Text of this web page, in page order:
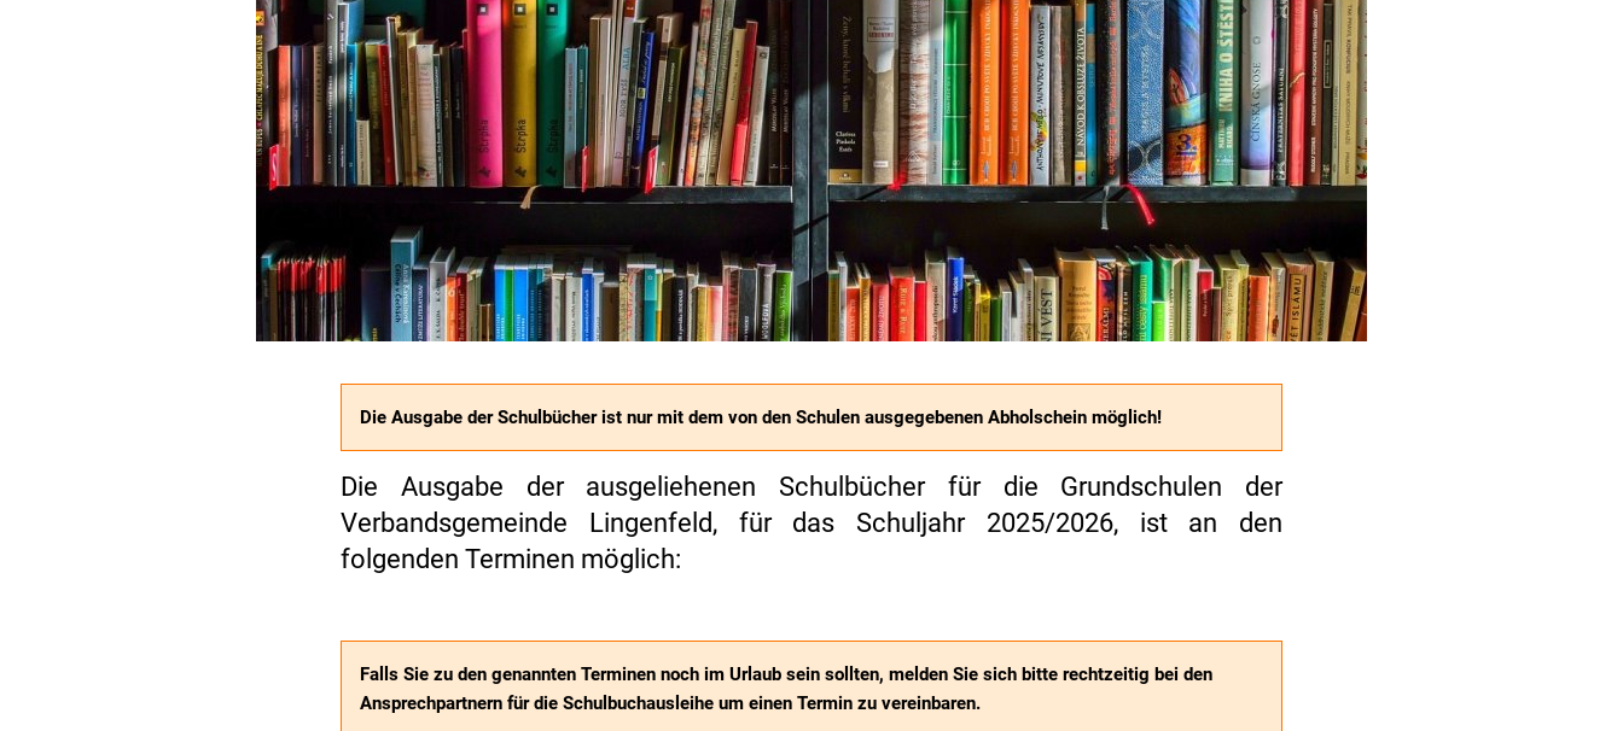
Die Ausgabe der Schulbücher ist nur mit dem von den Schulen ausgegebenen Abholschein möglich!
Die Ausgabe der ausgeliehenen Schulbücher für die Grundschulen der
Verbandsgemeinde Lingenfeld, für das Schuljahr 2025/2026, ist an den
folgenden Terminen möglich:
Falls Sie zu den genannten Terminen noch im Urlaub sein sollten, melden Sie sich bitte rechtzeitig bei den
Ansprechpartnern für die Schulbuchausleihe um einen Termin zu vereinbaren.